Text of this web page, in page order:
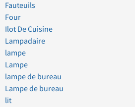
Fauteuils
Four
Ilot De Cuisine
Lampadaire
lampe
Lampe
lampe de bureau
Lampe de bureau
lit